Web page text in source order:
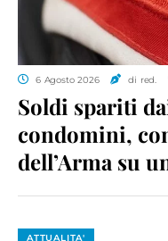
6 Agosto 2026 di red.
Soldi spariti
condomini,
dell’Arma su
ATTUALITA'